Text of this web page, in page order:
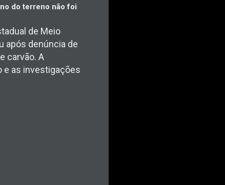
do terreno não foi
de Meio
após denúncia de
carvão. A
e as investigações